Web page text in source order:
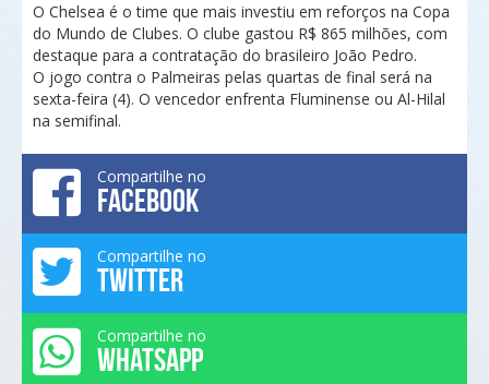
O Chelsea é o time que mais investiu em reforços na Copa
do Mundo de Clubes. O clube gastou R$ 865 milhões, com
destaque para a contratação do brasileiro João Pedro.
O jogo contra o Palmeiras pelas quartas de final será na
sexta-feira (4). O vencedor enfrenta Fluminense ou Al-Hilal
na semifinal.
Compartilhe no
FACEBOOK
Compartilhe no
TWITTER
Compartilhe no
WHATSAPP